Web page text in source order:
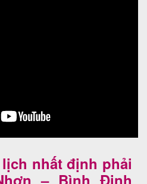
nhất định phải
– Bình Định